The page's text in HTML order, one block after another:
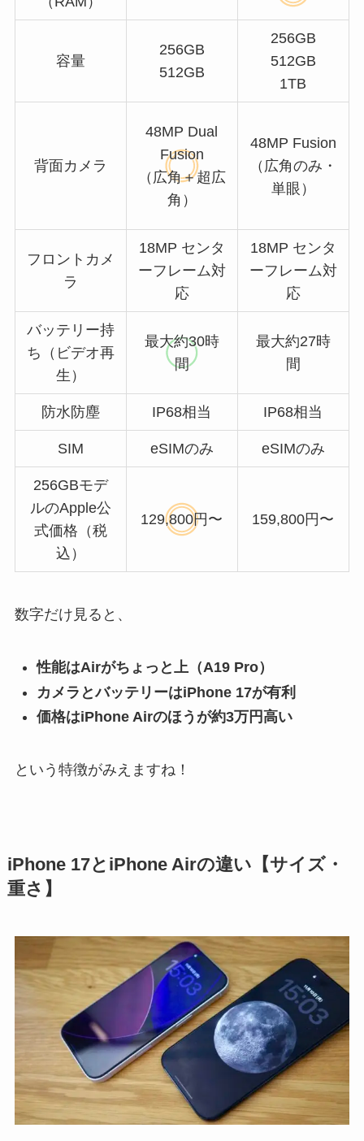
容量
256GB
512GB
256GB
512GB
1TB
背面カメラ
48MP Dual
Fusion
（広角＋超広
角）
48MP Fusion
（広角のみ・
単眼）
フロントカメ
ラ
18MP センタ
ーフレーム対
応
18MP センタ
ーフレーム対
応
バッテリー持
ち（ビデオ再
生）
最大約30時
間
最大約27時
間
防水防塵 IP68相当 IP68相当
SIM eSIMのみ eSIMのみ
256GBモデ
ルのApple公
式価格（税
込）
129,800円〜 159,800円〜
数字だけ見ると、
性能はAirがちょっと上（A19 Pro）
カメラとバッテリーはiPhone 17が有利
価格はiPhone Airのほうが約3万円高い
という特徴がみえますね！
iPhone 17とiPhone Airの違い【サイズ・
重さ】